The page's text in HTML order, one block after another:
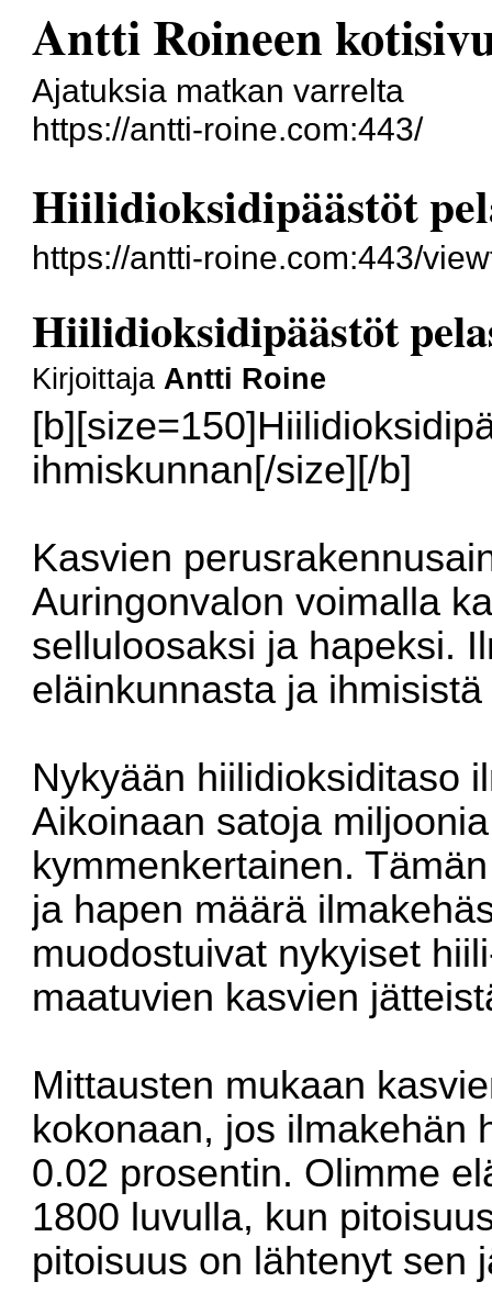
Antti Roineen
Ajatuksia matkan varrelta
https://antti-roine.com:443/
Hiilidioksidipäästöt
https://antti-roine.com:443/
Hiilidioksidipäästöt
Kirjoittaja Antti Roine
ihmiskunnan[/size][/b]
Kasvien
Auringonvalon voimalla
selluloosaksi ja hapeksi.
eläinkunnasta ja
Nykyään hiilidioksiditaso
Aikoinaan satoja
kymmenkertainen.
ja hapen määrä
muodostuivat nykyiset
maatuvien kasvien
Mittausten mukaan
kokonaan, jos ilmakehän
0.02 prosentin. Olimme
1800 luvulla, kun
pitoisuus on lähtenyt sen